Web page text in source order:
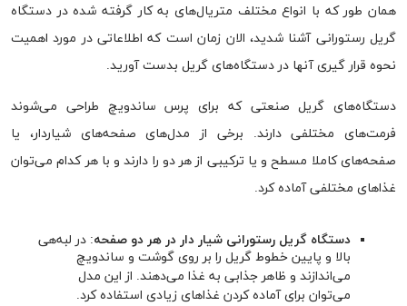
همان طور که با انواع مختلف متریال‌های به کار گرفته شده در دستگاه
گریل رستورانی آشنا شدید، الان زمان است که اطلاعاتی در مورد اهمیت
نحوه قرار گیری آنها در دستگاه‌های گریل بدست آورید.
دستگاه‌های گریل صنعتی که برای پرس ساندویچ طراحی می‌شوند
فرمت‌های مختلفی دارند. برخی از مدل‌های صفحه‌های شیاردار، یا
صفحه‌های کاملا مسطح و یا ترکیبی از هر دو را دارند و با هر کدام می‌توان
غذاهای مختلفی آماده کرد.
دستگاه گریل رستورانی شیار دار در هر دو صفحه: در لبه‌هی
بالا و پایین خطوط گریل را بر روی گوشت و ساندویچ
می‌اندازند و ظاهر جذابی به غذا می‌دهند. از این مدل
می‌توان برای آماده کردن غذاهای زیادی استفاده کرد.